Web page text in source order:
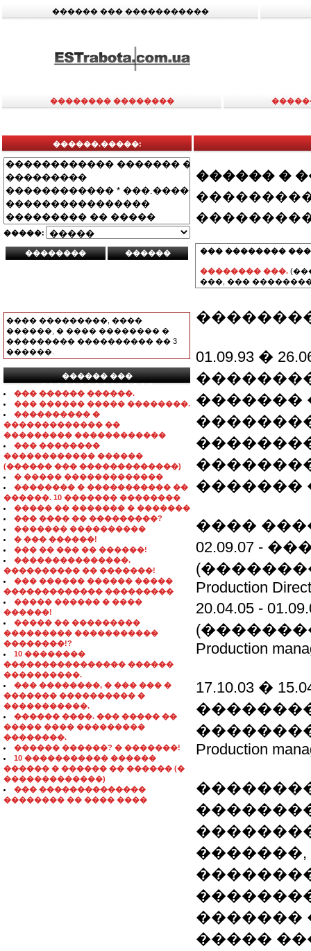
������ ��� �����������
�������� ��������
������.�����:
�����:
���� ���������, ����
������, � ���� �������� �
��������� ���������� �� 3
������.
������ ���
���������������
��� ������ ������.
��� ������ ����� ��������.
���������� �
������������� ��
��������� ������������
��� ��������
������������ ������
(������ ��� �������������)
� ����� �������������
�������� � ����������� ��
������. 10 ������� ��������
����� �� ������� � �������
��� ���� �� ���������?
������� ����������
� ��� ������!
��� �� ��� �� ������!
���������������.
���������� �� �������!
��� ������ ������ �����
������������� ���������
����� ������ � ����
������!
����� �� ���������
��������� �����������
��������!?
10 ��������
���������������� ������
����������.
��� ��������, � ��� ��� �
������� ���������� �
�����������.
������ ����. ��� ����� ��
����� ���� ���������
��������.
������ ������? � �������!
10 ����������� ������
������ � ������ �� ������ (�
�������������)
��� ��������������
�������� �� ���� ����
������ �
��� ��������
�������� ���.
���, ���
01.09.93 �
�������
�������
����
02.09.07 -
Production
20.04.05 -
Production
17.10.03 �
Production
�������
�����